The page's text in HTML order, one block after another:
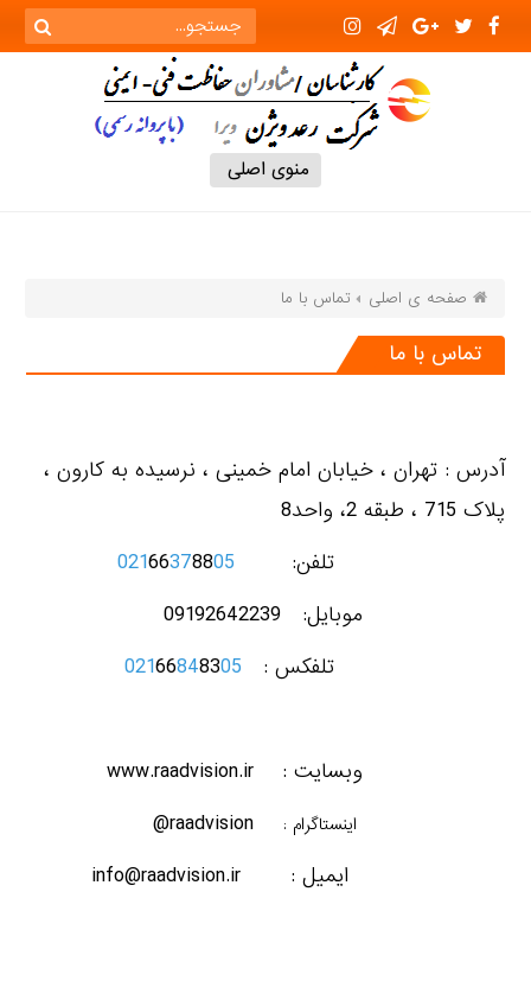
منوی اصلی
صفحه ی اصلی تماس با ما
تماس با ما
آدرس : تهران ، خیابان امام خمینی ، نرسیده به کارون ،
پلاک 715 ، طبقه 2، واحد8
تلفن:
02166378805
موبایل: 09192642239
تلفکس :
02166848305
وبسایت : www.raadvision.ir
اینستاگرام :raadvision@
ایمیل : info@raadvision.ir